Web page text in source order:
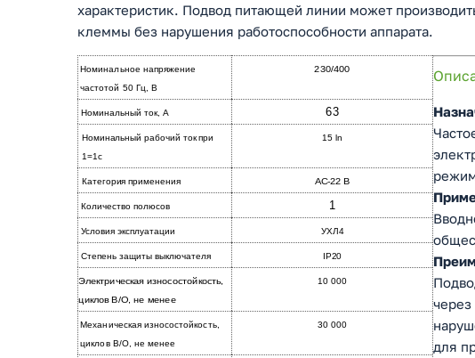
характеристик. Подвод питающей линии может
клеммы без нарушения работоспособности аппарата.
Номинальное напряжение
частотой 50 Гц, В
230/400
Номинальный ток, А 63
Номинальный рабочий ток при
1=1с
15 ln
Категория применения АС-22 В
Количество полюсов 1
Условия эксплуатации УХЛ4
Степень защиты выключателя IP20
Электрическая износостойкость,
циклов В/О, не менее
10 000
Механическая износостойкость,
циклов В/О, не менее
30 000
для